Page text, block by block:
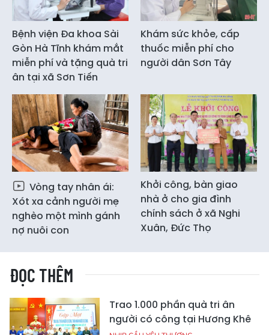
Bệnh viện Đa khoa Sài
Gòn Hà Tĩnh khám mắt
miễn phí và tặng quà tri
ân tại xã Sơn Tiến
Khám sức khỏe, cấp
thuốc miễn phí cho
người dân Sơn Tây
Vòng tay nhân ái:
Xót xa cảnh người mẹ
nghèo một mình gánh
nợ nuôi con
Khởi công, bàn giao
nhà ở cho gia đình
chính sách ở xã Nghi
Xuân, Đức Thọ
ĐỌC THÊM
Trao 1.000 phần quà tri ân
người có công tại Hương Khê